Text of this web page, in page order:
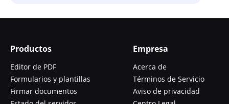
Productos
Editor de PDF
Formularios y plantillas
Firmar documentos
Empresa
Acerca de
Términos de Servicio
Aviso de privacidad